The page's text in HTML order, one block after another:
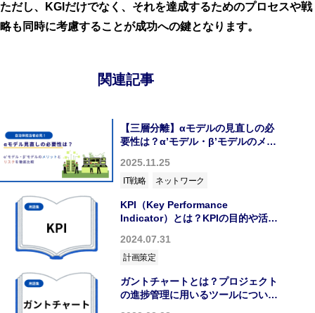
ただし、KGIだけでなく、それを達成するためのプロセスや戦
略も同時に考慮することが成功への鍵となります。
関連記事
【三層分離】αモデルの見直しの必
要性は？α’モデル・β’モデルのメリ
2025.11.25
IT戦略 ネットワーク
KPI（Key Performance
Indicator）とは？KPIの目的や活用
2024.07.31
計画策定
ガントチャートとは？プロジェクト
の進捗管理に用いるツールについて